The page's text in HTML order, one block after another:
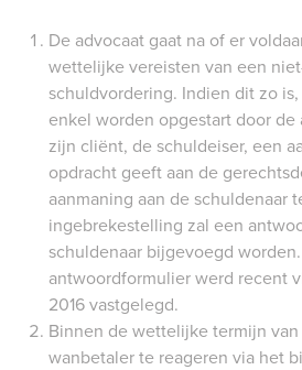
De advocaat gaat na of er
wettelijke vereisten van een
schuldvordering. Indien dit zo
enkel worden opgestart door de
zijn cliënt, de schuldeiser, een
opdracht geeft aan de
aanmaning aan de schuldenaar
ingebrekestelling zal een
schuldenaar bijgevoegd
antwoordformulier werd recent
2016 vastgelegd.
Binnen de wettelijke termijn van
wanbetaler te reageren via het